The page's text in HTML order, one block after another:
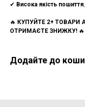
✔ Висока якість пошиття
🔥 КУПУЙТЕ 2+ ТОВАРИ
ОТРИМАЄТЕ ЗНИЖКУ! 🔥
Додайте до